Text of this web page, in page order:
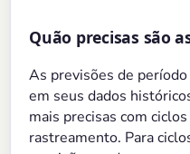
Quão precisas são
As previsões de
em seus dados
mais precisas com
rastreamento. Para